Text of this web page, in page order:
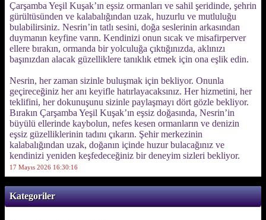
Kategoriler
Çarşamba Yeşil Kuşak’ın eşsiz ormanları ve sahil şeridinde, şehrin
gürültüsünden ve kalabalığından uzak, huzurlu ve mutluluğu
bulabilirsiniz. Nesrin’in tatlı sesini, doğa seslerinin arkasından
duymanın keyfine varın. Kendinizi onun sıcak ve misafirperver
ellere bırakın, ormanda bir yolculuğa çıktığınızda, aklınızı
başınızdan alacak güzelliklere tanıklık etmek için ona eşlik edin.
Nesrin, her zaman sizinle buluşmak için bekliyor. Onunla
geçireceğiniz her anı keyifle hatırlayacaksınız. Her hizmetini, her
teklifini, her dokunuşunu sizinle paylaşmayı dört gözle bekliyor.
Bırakın Çarşamba Yeşil Kuşak’ın eşsiz doğasında, Nesrin’in
büyülü ellerinde kaybolun, nefes kesen ormanların ve denizin
eşsiz güzelliklerinin tadını çıkarın. Şehir merkezinin
kalabalığından uzak, doğanın içinde huzur bulacağınız ve
kendinizi yeniden keşfedeceğiniz bir deneyim sizleri bekliyor.
17 Mayıs 2026 16:30:16